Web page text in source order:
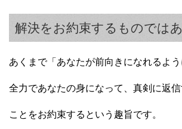
解決をお約束するものでは
あくまで「あなたが前向きになれるよう
全力であなたの身になって、真剣に返信
ことをお約束するという趣旨です。